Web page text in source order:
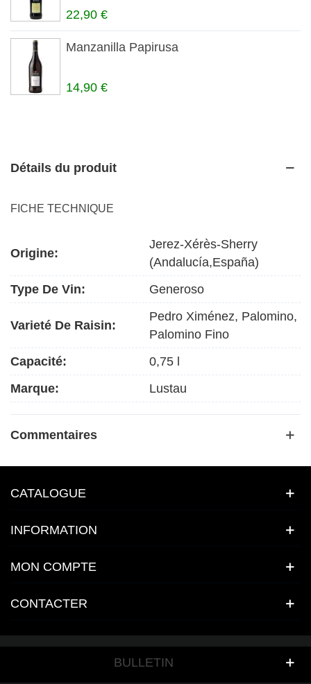
22,90 €
Manzanilla Papirusa
14,90 €
Détails du produit
FICHE TECHNIQUE
Origine:
Jerez-Xérès-Sherry
(Andalucía,España)
Type De Vin:
Generoso
Varieté De Raisin:
Pedro Ximénez, Palomino,
Palomino Fino
Capacité:
0,75 l
Marque:
Lustau
Commentaires
CATALOGUE
INFORMATION
MON COMPTE
CONTACTER
BULLETIN